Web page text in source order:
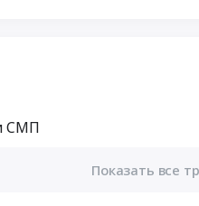
СМП
Показать все